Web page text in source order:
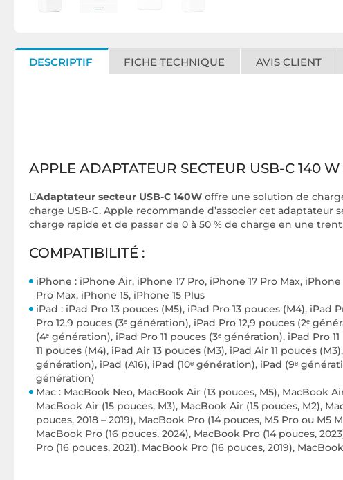
DESCRIPTIF FICHE TECHNIQUE AVIS CLIENT
APPLE ADAPTATEUR SECTEUR USB-C 140 W
L’Adaptateur secteur USB-C 140W offre une solution de
charge USB‑C. Apple recommande d’associer cet adaptateur
charge rapide et de passer de 0 à 50 % de charge en une
COMPATIBILITÉ :
iPhone : iPhone Air, iPhone 17 Pro, iPhone 17 Pro Max,
Pro Max, iPhone 15, iPhone 15 Plus
iPad : iPad Pro 13 pouces (M5), iPad Pro 13 pouces (M4),
Pro 12,9 pouces (3ᵉ génération), iPad Pro 12,9 pouces (2ᵉ
(4ᵉ génération), iPad Pro 11 pouces (3ᵉ génération), iPad Pro
11 pouces (M4), iPad Air 13 pouces (M3), iPad Air 11 pouces
génération), iPad (A16), iPad (10ᵉ génération), iPad (9ᵉ
génération)
Mac : MacBook Neo, MacBook Air (13 pouces, M5), MacBook
MacBook Air (15 pouces, M3), MacBook Air (15 pouces, M2),
pouces, 2018 – 2019), MacBook Pro (14 pouces, M5 Pro ou
MacBook Pro (16 pouces, 2024), MacBook Pro (14 pouces,
Pro (16 pouces, 2021), MacBook Pro (16 pouces, 2019),